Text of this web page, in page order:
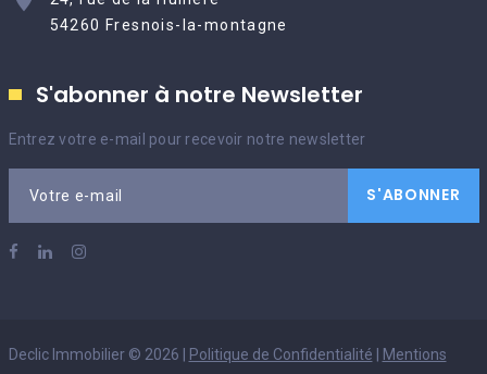
54260 Fresnois-la-montagne
S'abonner à notre Newsletter
Entrez votre e-mail pour recevoir notre newsletter
Votre e-mail S'ABONNER
Declic Immobilier © 2026 | Politique de Confidentialité | Mentions